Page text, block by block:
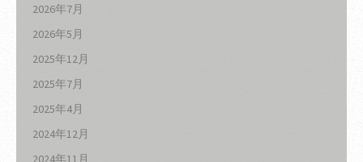
2026年7月
2026年5月
2025年12月
2025年7月
2025年4月
2024年12月
2024年11月